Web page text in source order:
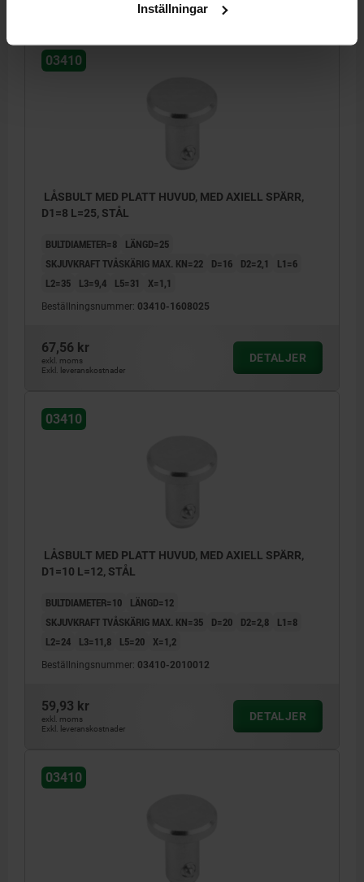
Inställningar
03410
LÅSBULT MED PLATT HUVUD, MED AXIELL SPÄRR,
D1=8 L=25, STÅL
BULTDIAMETER=8
LÄNGD=25
SKJUVKRAFT TVÅSKÄRIG MAX. KN=22
D=16 D2=2,1
L1=6
L2=35
L3=9,4 L5=31 X=1,1
Beställningsnummer: 03410-1608025
67,56 kr
exkl. moms
Exkl. leveranskostnader
DETALJER
03410
LÅSBULT MED PLATT HUVUD, MED AXIELL SPÄRR,
D1=10 L=12, STÅL
BULTDIAMETER=10
LÄNGD=12
SKJUVKRAFT TVÅSKÄRIG MAX. KN=35
D=20 D2=2,8
L1=8
L2=24
L3=11,8 L5=20 X=1,2
Beställningsnummer: 03410-2010012
59,93 kr
exkl. moms
Exkl. leveranskostnader
DETALJER
03410